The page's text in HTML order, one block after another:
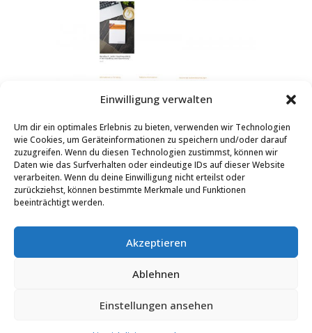
Einwilligung verwalten
Um dir ein optimales Erlebnis zu bieten, verwenden wir Technologien
wie Cookies, um Geräteinformationen zu speichern und/oder darauf
zuzugreifen. Wenn du diesen Technologien zustimmst, können wir
Daten wie das Surfverhalten oder eindeutige IDs auf dieser Website
verarbeiten. Wenn du deine Einwilligung nicht erteilst oder
zurückziehst, können bestimmte Merkmale und Funktionen
beeinträchtigt werden.
Akzeptieren
Ablehnen
Einstellungen ansehen